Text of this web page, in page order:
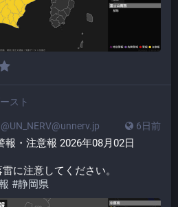
スト
6日前
@UN_NERV@unnerv.jp
報・注意報 2026年08月02日
に注意してください。
#静岡県